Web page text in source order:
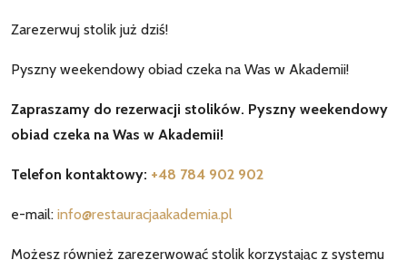
Zarezerwuj stolik już dziś!
Pyszny weekendowy obiad czeka na Was w Akademii!
Zapraszamy do rezerwacji stolików. Pyszny weekendowy
obiad czeka na Was w Akademii!
Telefon kontaktowy: +48 784 902 902
e-mail: info@restauracjaakademia.pl
Możesz również zarezerwować stolik korzystając z systemu